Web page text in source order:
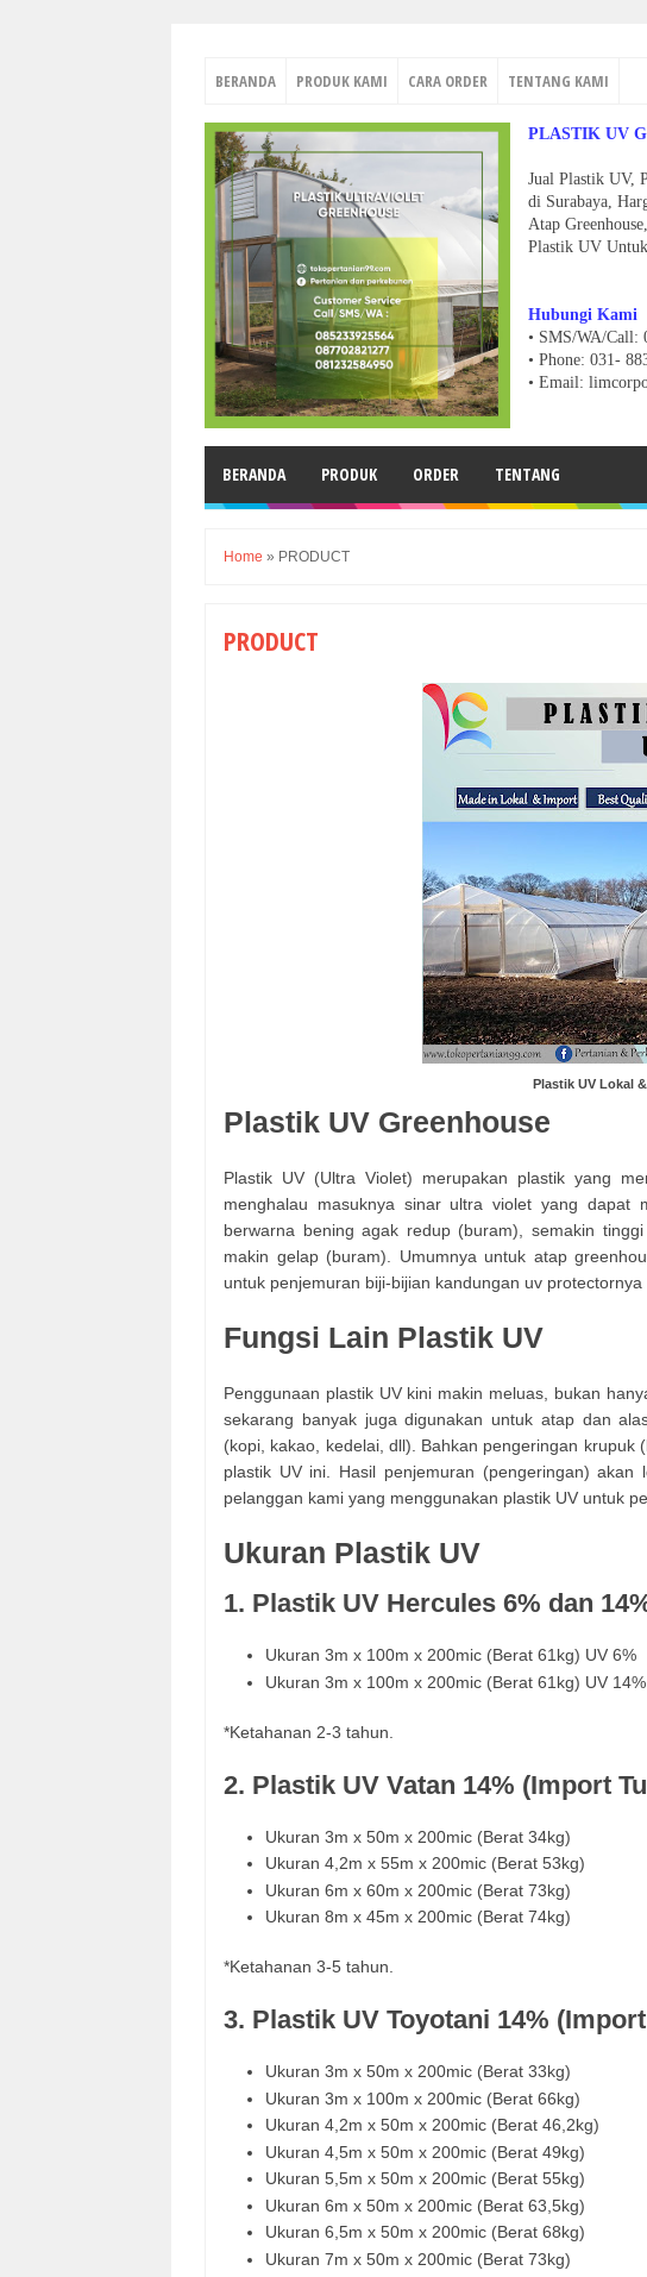
BERANDA PRODUK KAMI CARA ORDER TENTANG KAMI
PLASTIK UV
Jual Plastik UV,
di Surabaya,
Atap
Plastik UV
Hubungi Kami
• SMS/WA/Call:
• Phone: 031-
• Email:
BERANDA PRODUK ORDER TENTANG
Home » PRODUCT
PRODUCT
Plastik UV Lokal
Plastik UV Greenhouse
Plastik UV (Ultra Violet) merupakan plastik yang
menghalau masuknya sinar ultra violet yang dapat
berwarna bening agak redup (buram), semakin
makin gelap (buram). Umumnya untuk atap
untuk penjemuran biji-bijian kandungan uv protectornya
Fungsi Lain Plastik UV
Penggunaan plastik UV kini makin meluas, bukan
sekarang banyak juga digunakan untuk atap dan
(kopi, kakao, kedelai, dll). Bahkan pengeringan
plastik UV ini. Hasil penjemuran (pengeringan)
pelanggan kami yang menggunakan plastik UV untuk
Ukuran Plastik UV
1. Plastik UV Hercules 6% dan
Ukuran 3m x 100m x 200mic (Berat 61kg) UV 6%
Ukuran 3m x 100m x 200mic (Berat 61kg) UV 14%
*Ketahanan 2-3 tahun.
2. Plastik UV Vatan 14% (Import
Ukuran 3m x 50m x 200mic (Berat 34kg)
Ukuran 4,2m x 55m x 200mic (Berat 53kg)
Ukuran 6m x 60m x 200mic (Berat 73kg)
Ukuran 8m x 45m x 200mic (Berat 74kg)
*Ketahanan 3-5 tahun.
3. Plastik UV Toyotani 14%
Ukuran 3m x 50m x 200mic (Berat 33kg)
Ukuran 3m x 100m x 200mic (Berat 66kg)
Ukuran 4,2m x 50m x 200mic (Berat 46,2kg)
Ukuran 4,5m x 50m x 200mic (Berat 49kg)
Ukuran 5,5m x 50m x 200mic (Berat 55kg)
Ukuran 6m x 50m x 200mic (Berat 63,5kg)
Ukuran 6,5m x 50m x 200mic (Berat 68kg)
Ukuran 7m x 50m x 200mic (Berat 73kg)